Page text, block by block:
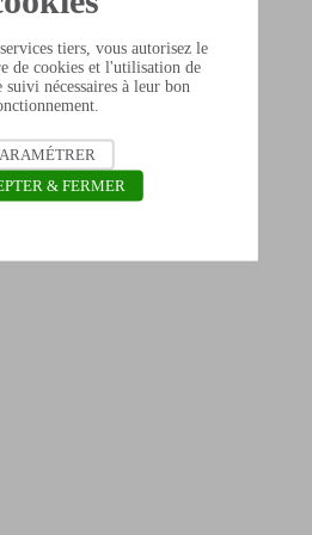
tiers, vous autorisez le
de cookies et l'utilisation de
suivi nécessaires à leur bon
& FERMER